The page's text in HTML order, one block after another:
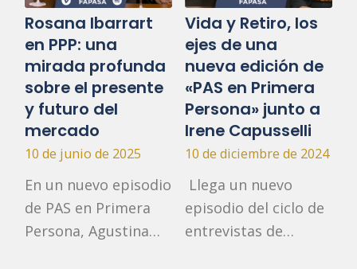
Rosana Ibarrart
en PPP: una
mirada profunda
sobre el presente
y futuro del
mercado
10 de junio de 2025
En un nuevo episodio
de PAS en Primera
Persona, Agustina…
Vida y Retiro, los
ejes de una
nueva edición de
«PAS en Primera
Persona» junto a
Irene Capusselli
10 de diciembre de 2024
Llega un nuevo
episodio del ciclo de
entrevistas de…